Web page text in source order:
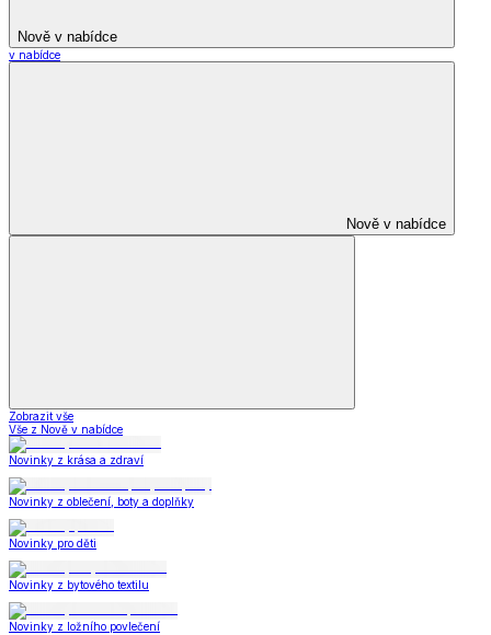
Nově v nabídce
v nabídce
Nově v nabídce
Zobrazit vše
Vše z Nově v nabídce
Novinky z krása a zdraví
Novinky z oblečení, boty a doplňky
Novinky pro děti
Novinky z bytového textilu
Novinky z ložního povlečení